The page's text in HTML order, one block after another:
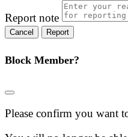
Report note
Report
Block Member?
Please confirm you want